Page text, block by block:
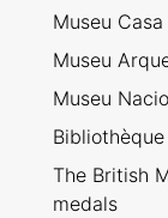
Museu
Museu
Museu
The British
medals